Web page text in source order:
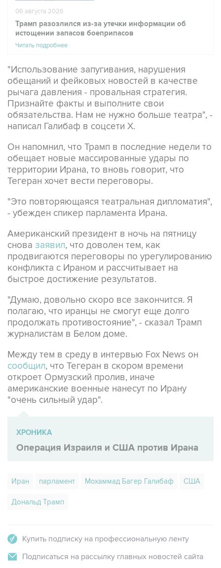
06 августа 2026
Трамп разозлился из-за утечки информации об
истощении запасов боеприпасов
Читать подробнее
"Использование запугивания, нарушения
обещаний и фейковых новостей в качестве
рычага давления - провальная стратегия.
Признайте факты и выполните свои
обязательства. Нам не нужно больше театра", -
написал Галибаф в соцсети X.
Он напомнил, что Трамп в последние недели то
обещает новые массированные удары по
территории Ирана, то вновь говорит, что
Тегеран хочет вести переговоры.
"Это повторяющаяся театральная дипломатия",
- убежден спикер парламента Ирана.
Американский президент в ночь на пятницу
снова заявил, что доволен тем, как
продвигаются переговоры по урегулированию
конфликта с Ираном и рассчитывает на
быстрое достижение результатов.
"Думаю, довольно скоро все закончится. Я
полагаю, что иранцы не смогут еще долго
продолжать противостояние", - сказал Трамп
журналистам в Белом доме.
Между тем в среду в интервью Fox News он
сообщил, что Тегеран в скором времени
откроет Ормузский пролив, иначе
американские военные нанесут по Ирану
"очень сильный удар".
ХРОНИКА
Операция Израиля и США против Ирана
Иран парламент Мохаммад Багер Галибаф США
Дональд Трамп
Купить подписку на профессиональную ленту
Подписаться на рассылку главных новостей сайта